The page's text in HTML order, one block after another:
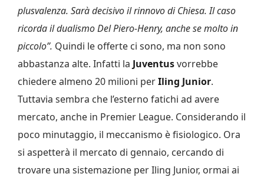
plusvalenza. Sarà decisivo il rinnovo di Chiesa. Il caso
ricorda il dualismo Del Piero-Henry, anche se molto in
piccolo”. Quindi le offerte ci sono, ma non sono
abbastanza alte. Infatti la Juventusvorrebbe
chiedere almeno 20 milioni perIling Junior.
Tuttavia sembra che l’esterno fatichi ad avere
mercato, anche in Premier League. Considerando il
poco minutaggio, il meccanismo è fisiologico. Ora
si aspetterà il mercato di gennaio, cercando di
trovare una sistemazione per Iling Junior, ormai ai